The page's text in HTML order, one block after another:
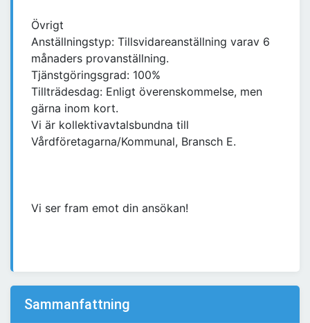
Övrigt
Anställningstyp: Tillsvidareanställning varav 6
månaders provanställning.
Tjänstgöringsgrad: 100%
Tillträdesdag: Enligt överenskommelse, men
gärna inom kort.
Vi är kollektivavtalsbundna till
Vårdföretagarna/Kommunal, Bransch E.
Vi ser fram emot din ansökan!
Sammanfattning